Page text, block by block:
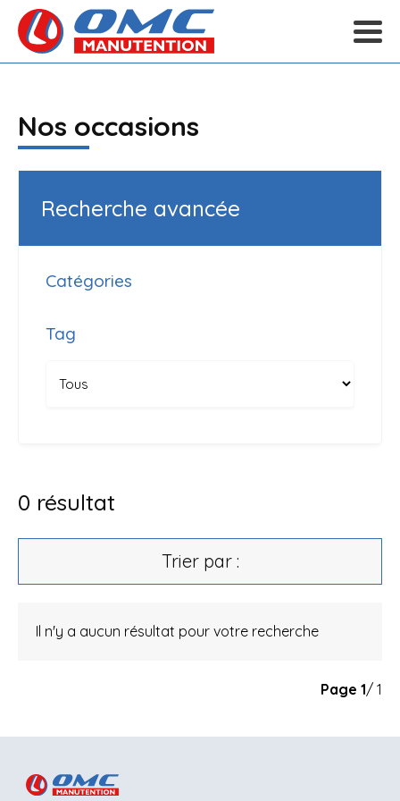
Nos occasions
Recherche avancée
Catégories
Tag
0 résultat
Trier par :
Il n'y a aucun résultat pour votre recherche
Page 1/ 1